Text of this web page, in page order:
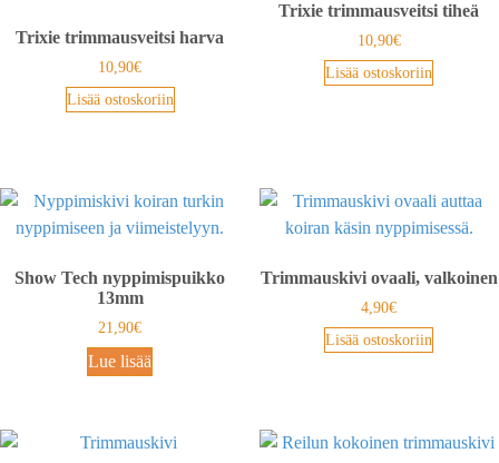
Trixie trimmausveitsi harva
10,90€
Lisää ostoskoriin
Trixie trimmausveitsi tiheä
10,90€
Lisää ostoskoriin
Show Tech nyppimispuikko
13mm
21,90€
Lue lisää
Trimmauskivi ovaali, valkoinen
4,90€
Lisää ostoskoriin